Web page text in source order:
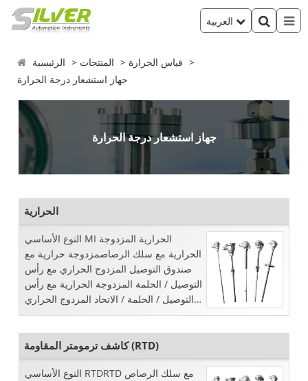
الرئيسية المنتجات
قياس الحرارة
جهاز استشعار درجة الحرارة
جهاز استشعار درجة الحرارة
الحرارية
النوع الأساسي MI الحرارية المزدوجة
الحرارية مع سلك الرصاصمزدوجة حرارية مع
صندوق التوصيل المزدوج الحراري مع رأس
التوصيل / الحلمة المزدوجة الحرارية مع رأس
التوصيل / الحلمة / الاتحاد المزدوج الحراري
مع سلك حراري / ...
كاشف ترمومتر المقاومة (RTD)
النوع الأساسي RTDRTD مع سلك الرصاص